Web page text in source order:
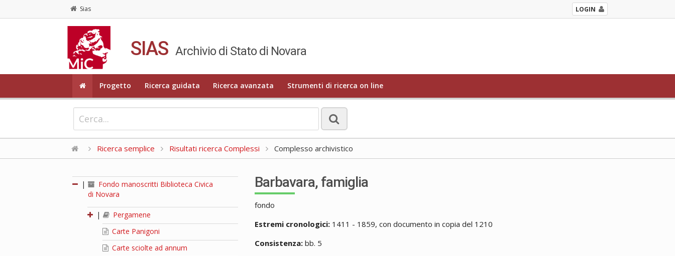
Sias LOGIN
SIAS Archivio di Stato di Novara
Progetto Ricerca guidata Ricerca avanzata Strumenti di ricerca on line
Ricerca semplice Risultati ricerca Complessi Complesso archivistico
|
Fondo manoscritti Biblioteca Civica
di Novara
|
Pergamene
Carte Panigoni
Carte sciolte ad annum
Barbavara, famiglia
fondo
Estremi cronologici: 1411 - 1859, con documento in copia del 1210
Consistenza: bb. 5